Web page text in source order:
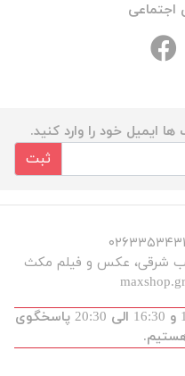
اجتماعی
ایمیل خود را وارد کنید.
ثبت
شنبه تا پنجشنبه از ساعت 9 الی 13 و 16:30 الی 20:30 پاسخگوی